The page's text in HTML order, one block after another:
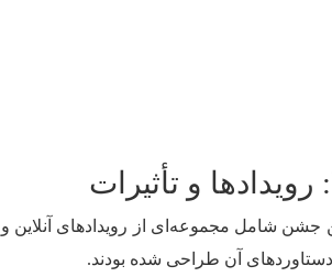
در سال 2025 برگزار شد و این جشن شامل مجموعه‌ای
آن طراحی شده بودند.